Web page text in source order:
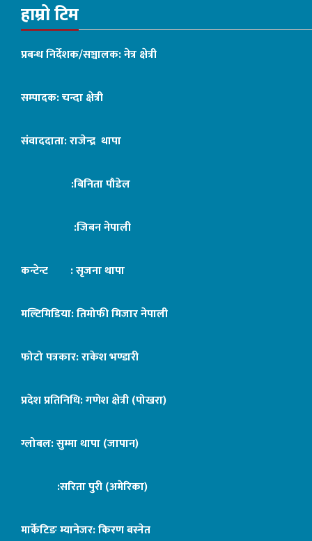
हाम्रो टिम
प्रबन्ध निर्देशक/सञ्चालक: नेत्र क्षेत्री
सम्पादक: चन्दा क्षेत्री
संवाददाता: राजेन्द्र थापा
:बिनिता पौडेल
:जिबन नेपाली
कन्टेन्ट : सृजना थापा
मल्टिमिडिया: तिमोफी मिजार नेपाली
फोटो पत्रकार: राकेश भण्डारी
प्रदेश प्रतिनिधि: गणेश क्षेत्री (पोखरा)
ग्लोबल: सुम्मा थापा (जापान)
:सरिता पुरी (अमेरिका)
मार्केटिङ म्यानेजर: किरण बस्नेत